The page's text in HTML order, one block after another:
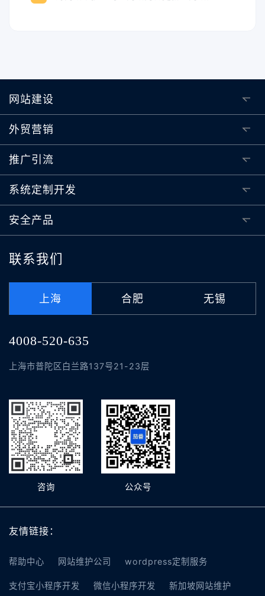
网站建设
外贸营销
推广引流
系统定制开发
安全产品
联系我们
上海 合肥 无锡
4008-520-635
上海市普陀区白兰路137号21-23层
咨询 公众号
友情链接：
帮助中心 网站维护公司 wordpress定制服务
支付宝小程序开发 微信小程序开发 新加坡网站维护